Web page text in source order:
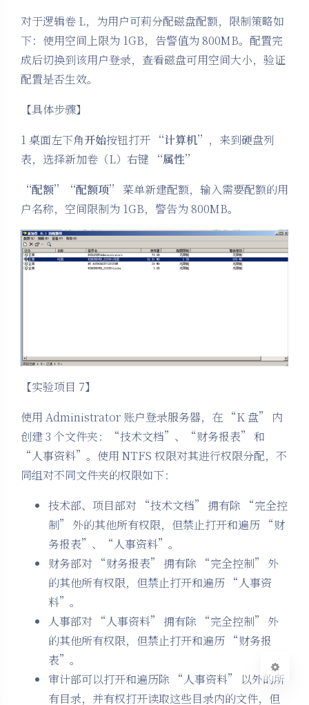
夜间模式
浅阴影 深阴影
对于逻辑卷 L，为用户可莉分配磁盘配额，限制策略如
下：使用空间上限为 1GB，告警值为 800MB。配置完
成后切换到该用户登录，查看磁盘可用空间大小，验证
配置是否生效。
【具体步骤】
1 桌面左下角开始按钮打开 “计算机” ，来到硬盘列
表，选择新加卷（L）右键
“属性”
“配额”“配额项” 菜单新建配额，输入需要配额的用
户名称，空间限制为 1GB，警告为 800MB。
【实验项目 7】
使用 Administrator 账户登录服务器，在 “K 盘” 内
创建 3 个文件夹：“技术文档”、“财务报表” 和
“人事资料”。使用 NTFS 权限对其进行权限分配，不
同组对不同文件夹的权限如下：
技术部、项目部对 “技术文档” 拥有除 “完全控
制” 外的其他所有权限，但禁止打开和遍历 “财
务报表”、“人事资料”。
财务部对 “财务报表” 拥有除 “完全控制” 外
的其他所有权限，但禁止打开和遍历 “人事资
料”。
人事部对 “人事资料” 拥有除 “完全控制” 外
的其他所有权限，但禁止打开和遍历 “财务报
表”。
审计部可以打开和遍历除 “人事资料” 以外的所
有目录，并有权打开读取这些目录内的文件，但